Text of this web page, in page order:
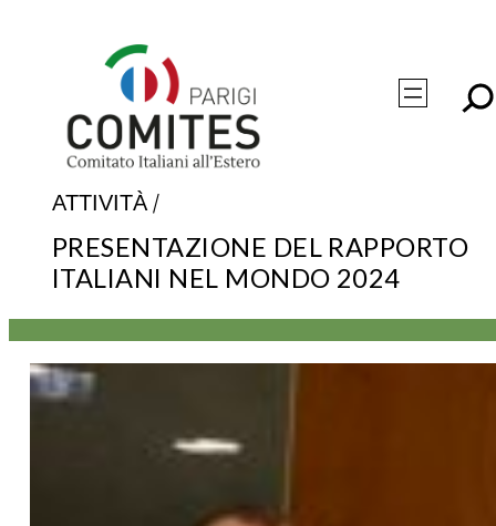
ATTIVITÀ/
PRESENTAZIONE DEL RAPPORTO
ITALIANI NEL MONDO 2024